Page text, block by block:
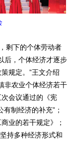
剩下的个体劳动者
后，个体经济才逐步
规定。”王文介绍
非农业个体经济若干
会议通过的《宪
制经济的补充”；
业的若干规定》；
持多种经济形式和